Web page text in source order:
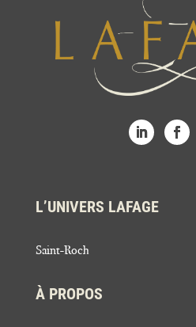
L’UNIVERS LAFAGE
Saint-Roch
À PROPOS